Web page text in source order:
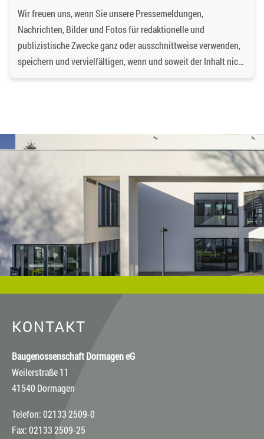
Wir freuen uns, wenn Sie unsere Pressemeldungen,
Nachrichten, Bilder und Fotos für redaktionelle und
publizistische Zwecke ganz oder ausschnittweise verwenden,
speichern und vervielfältigen, wenn und soweit der Inhalt nicht
Dritte ist nicht gestattet. Die Urheberrechte liegen bei der
Baugenossenschaft Dormagen eG, es sei denn, ein anderer
Urheber ist angegeben, z.B. bei Bildern und Fotos von
Fotostock-Anbietern. In diesen Fällen wenden Sie sich bitte an
den jeweiligen Rechteinhaber, wenn Sie das Material
verwenden wollen.
KONTAKT
Baugenossenschaft Dormagen eG
Weilerstraße 11
41540 Dormagen
Telefon: 02133 2509-0
Fax: 02133 2509-25